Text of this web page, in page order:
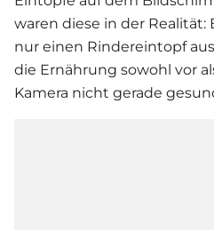
waren diese in der
nur einen Rindereintopf
die Ernährung sowohl vor
Kamera nicht gerade